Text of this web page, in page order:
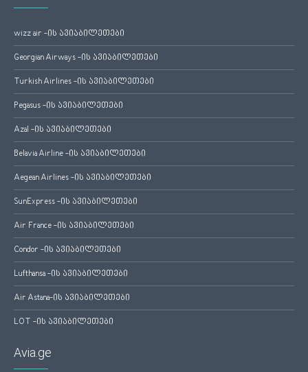
wizz air -ის ავიაბილეთები
Georgian Airways -ის ავიაბილეთები
Turkish Airlines -ის ავიაბილეთები
Pegasus -ის ავიაბილეთები
Azal -ის ავიაბილეთები
Belavia Airline -ის ავიაბილეთები
Aegean Airlines -ის ავიაბილეთები
SunExpress -ის ავიაბილეთები
Air France -ის ავიაბილეთები
Condor -ის ავიაბილეთები
Lufthansa -ის ავიაბილეთები
Air Astana-ის ავიაბილეთები
LOT -ის ავიაბილეთები
Avia.ge